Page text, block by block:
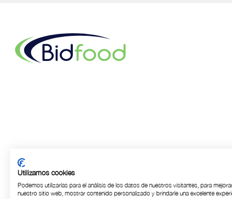
Utilizamos cookies
Podemos utilizarlas para el análisis de los datos de nuestros visitantes, para
nuestro sitio web, mostrar contenido personalizado y brindarle una excelente